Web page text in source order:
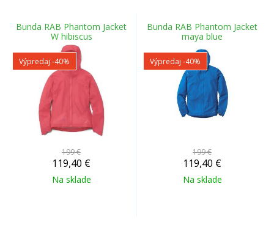
Bunda RAB Phantom Jacket
W hibiscus
Výpredaj -40%
199 €
119,40 €
Na sklade
Bunda RAB Phantom Jacket
maya blue
Výpredaj -40%
199 €
119,40 €
Na sklade